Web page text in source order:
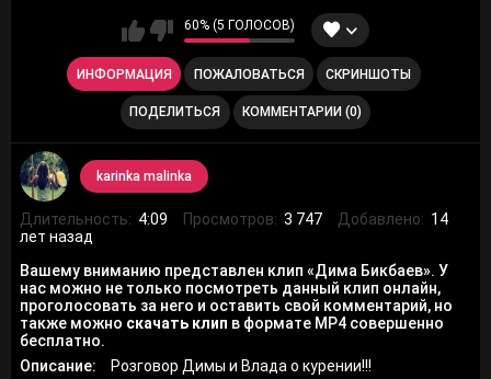
60% (5 ГОЛОСОВ)
ИНФОРМАЦИЯ ПОЖАЛОВАТЬСЯ СКРИНШОТЫ
ПОДЕЛИТЬСЯ КОММЕНТАРИИ (0)
karinka malinka
Длительность: 4:09 Просмотров: 3 747 Добавлено: 14
лет назад
Вашему вниманию представлен клип «Дима Бикбаев». У
нас можно не только посмотреть данный клип онлайн,
проголосовать за него и оставить свой комментарий, но
также можно скачать клип в формате MP4 совершенно
бесплатно.
Описание:
Розговор Димы и Влада о курении!!!